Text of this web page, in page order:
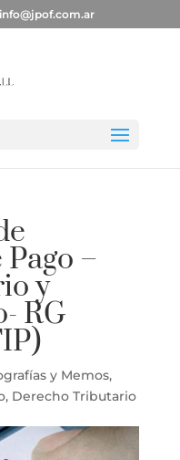
info@jpof.com.ar
–
y
RG
y Memos,
, Derecho Tributario